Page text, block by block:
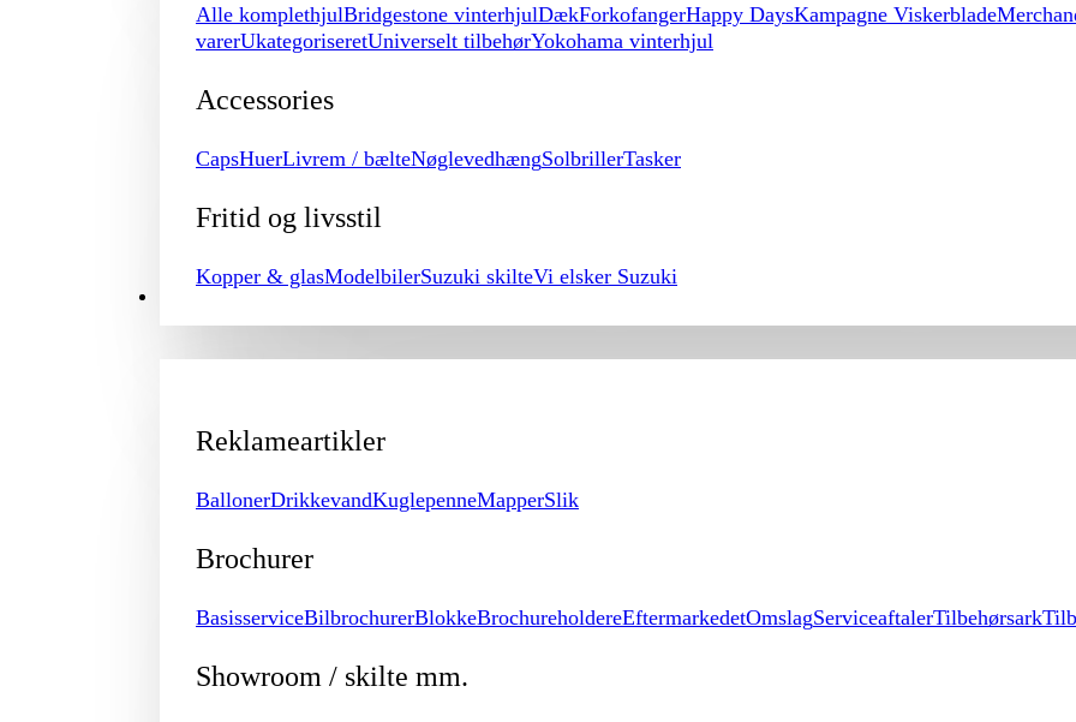
Alle komplethjulBridgestone vinterhjulDækForkofangerHappy DaysKampagne Viskerblade
varerUkategoriseretUniverselt tilbehørYokohama vinterhjul
Accessories
CapsHuerLivrem / bælteNøglevedhængSolbrillerTasker
Fritid og livsstil
Kopper & glasModelbilerSuzuki skilteVi elsker Suzuki
PROMOTION
Reklameartikler
BallonerDrikkevandKuglepenneMapperSlik
Brochurer
BasisserviceBilbrochurerBlokkeBrochureholdereEftermarkedetOmslagServiceaftalerTilbehørsark
Showroom / skilte mm.